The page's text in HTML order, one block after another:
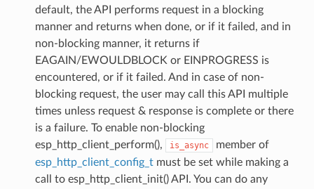
default, the API performs request in a blocking
manner and returns when done, or if it failed, and in
non-blocking manner, it returns if
EAGAIN/EWOULDBLOCK or EINPROGRESS is
encountered, or if it failed. And in case of non-
blocking request, the user may call this API multiple
times unless request & response is complete or there
is a failure. To enable non-blocking
esp_http_client_perform(),
is_async
member of
esp_http_client_config_tmust be set while making a
call to esp_http_client_init() API. You can do any